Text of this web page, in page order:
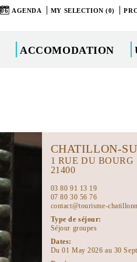
06 AGENDA MY SELECTION (0)
ACCOMODATION
CHATILLON-
1 RUE DU BOURG
21400
03 80 91 13 19
07 80 30 56 76
contact@tourisme-
Type de séjour:
Séjour groupes
Dates:
Du 01 May 2026 au 30